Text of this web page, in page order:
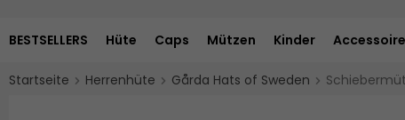
BESTSELLERS Hüte Caps Mützen Kinder
Startseite Herrenhüte Gårda Hats of Sweden